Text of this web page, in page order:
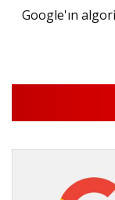
Google'ın